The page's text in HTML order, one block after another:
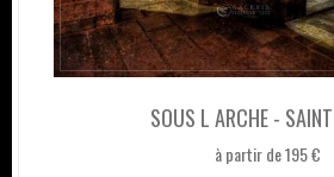
SOUS L ARCHE -
à partir de 195 €